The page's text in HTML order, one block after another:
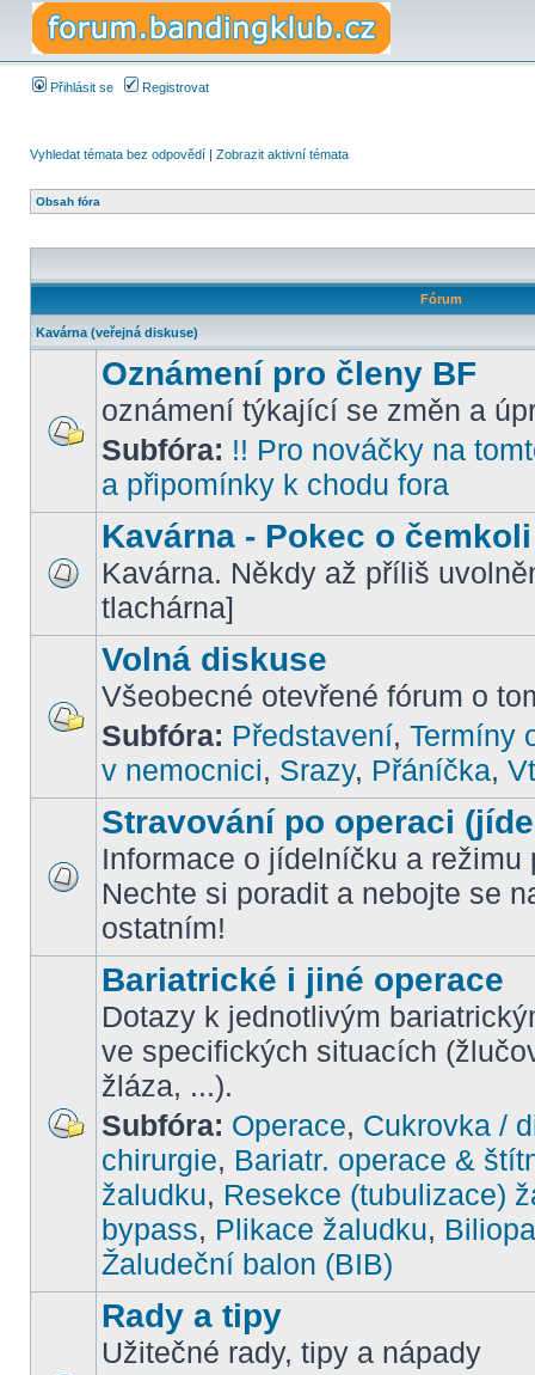
Přihlásit se Registrovat
Vyhledat témata bez odpovědí | Zobrazit aktivní témata
Obsah fóra
Fórum
Kavárna (veřejná diskuse)
Oznámení pro členy BF
oznámení týkající se změn a
Subfóra: !! Pro nováčky na
a připomínky k chodu fora
Kavárna - Pokec o čemkoli
Kavárna. Někdy až příliš
tlachárna]
Volná diskuse
Všeobecné otevřené fórum o
Subfóra: Představení, Termíny
v nemocnici, Srazy, Přáníčka,
Stravování po operaci
Informace o jídelníčku a režimu
Nechte si poradit a nebojte se
ostatním!
Bariatrické i jiné operace
Dotazy k jednotlivým
ve specifických situacích
žláza, ...).
Subfóra: Operace, Cukrovka /
chirurgie, Bariatr. operace &
žaludku, Resekce (tubulizace)
bypass, Plikace žaludku,
Žaludeční balon (BIB)
Rady a tipy
Užitečné rady, tipy a nápady